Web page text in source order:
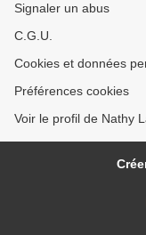
Signaler un abus
C.G.U.
Cookies et données
Préférences cookies
Voir le profil de Nathy